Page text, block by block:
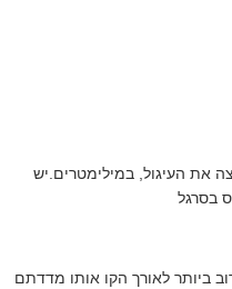
את העיגול, במילימטרים.יש
בסרגל
ביותר לאורך הקו אותו מדדתם